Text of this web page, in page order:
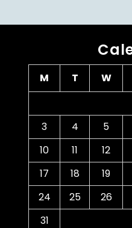
M T W
3
4 5
10
11 12
17
18 19
24
25 26
31